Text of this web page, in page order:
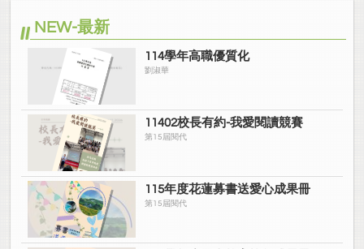
NEW-最新
114學年高職優質化
劉淑華
11402校長有約-我愛閱讀競賽
第15屆閱代
115年度花蓮募書送愛心成果冊
第15屆閱代